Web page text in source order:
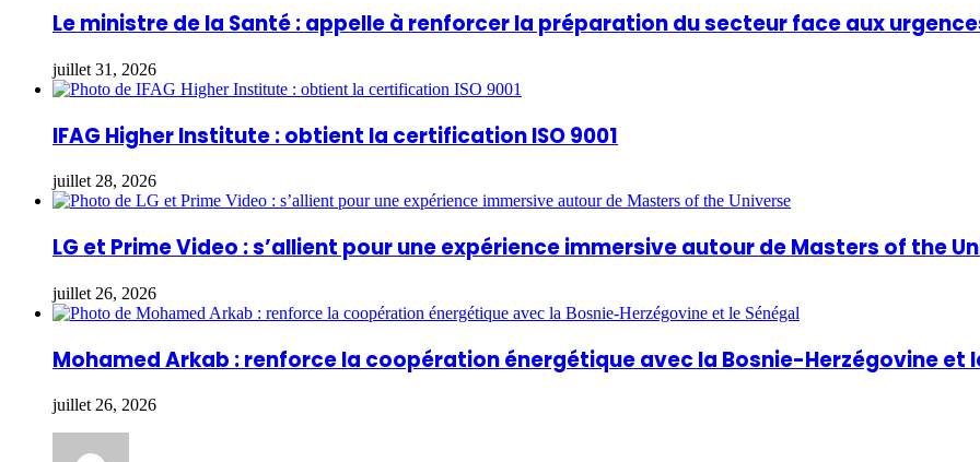
Le ministre de la Santé : appelle à renforcer la préparation du secteur face aux
juillet 31, 2026
IFAG Higher Institute : obtient la certification ISO 9001
juillet 28, 2026
LG et Prime Video : s’allient pour une expérience immersive autour de Masters of the
juillet 26, 2026
Mohamed Arkab : renforce la coopération énergétique avec la Bosnie-Herzégovine et
juillet 26, 2026